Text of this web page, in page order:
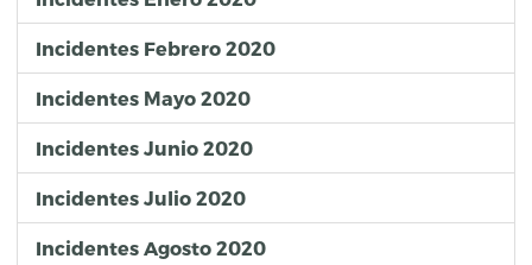
Incidentes Febrero 2020
Incidentes Mayo 2020
Incidentes Junio 2020
Incidentes Julio 2020
Incidentes Agosto 2020